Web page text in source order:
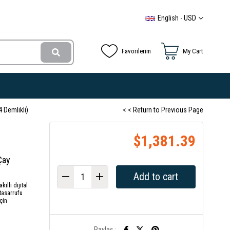
English - USD
My Cart
Favorilerim
Demlikli) < < Return to Previous Page
dijital
$1,381.39